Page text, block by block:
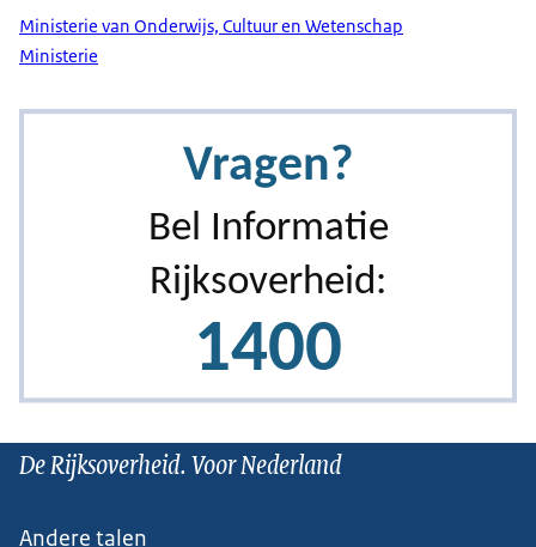
Ministerie van Onderwijs, Cultuur en Wetenschap
Ministerie
De Rijksoverheid. Voor Nederland
Andere talen